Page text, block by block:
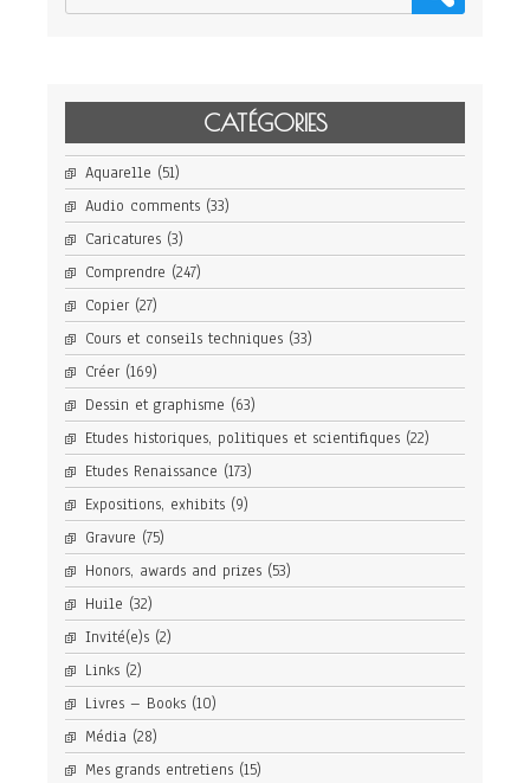
CATÉGORIES
Aquarelle (51)
Audio comments (33)
Caricatures (3)
Comprendre (247)
Copier (27)
Cours et conseils techniques (33)
Créer (169)
Dessin et graphisme (63)
Etudes historiques, politiques et scientifiques (22)
Etudes Renaissance (173)
Expositions, exhibits (9)
Gravure (75)
Honors, awards and prizes (53)
Huile (32)
Invité(e)s (2)
Links (2)
Livres – Books (10)
Média (28)
Mes grands entretiens (15)